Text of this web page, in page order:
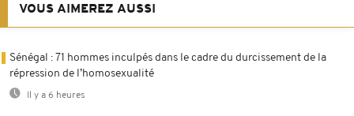
VOUS AIMEREZ AUSSI
Sénégal : 71 hommes inculpés dans le cadre du durcissement de la
répression de l’homosexualité
Il y a 6 heures